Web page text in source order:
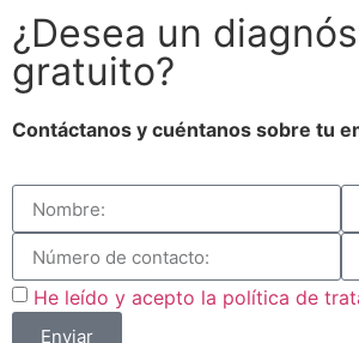
¿Desea un
gratuito?
Contáctanos y cuéntanos sobre tu
He leído y acepto la política de
Enviar